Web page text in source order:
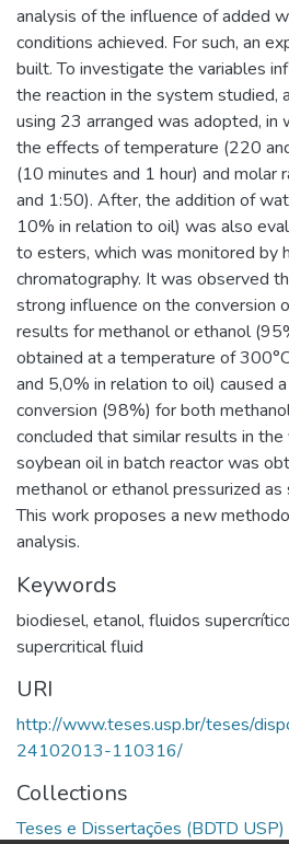
analysis of the influence of added
conditions achieved. For such, an
built. To investigate the variables
the reaction in the system studied,
using 23 arranged was adopted, in
the effects of temperature (220
(10 minutes and 1 hour) and molar
and 1:50). After, the addition of
10% in relation to oil) was also
to esters, which was monitored by
chromatography. It was observed
strong influence on the
results for methanol or ethanol
obtained at a temperature of
and 5,0% in relation to oil) caused
conversion (98%) for both
concluded that similar results in
soybean oil in batch reactor was
methanol or ethanol pressurized as
This work proposes a new
analysis.
Keywords
biodiesel, etanol, fluidos supercrítico
supercritical fluid
URI
http://www.teses.usp.br/teses/
24102013-110316/
Collections
Teses e Dissertações (BDTD USP)